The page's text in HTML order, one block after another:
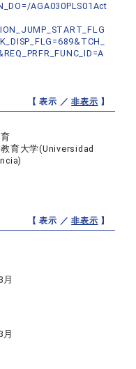
AGA030PLS01Act
【 表示 ／非表示 】
育大学(Universidad
【 表示 ／非表示 】